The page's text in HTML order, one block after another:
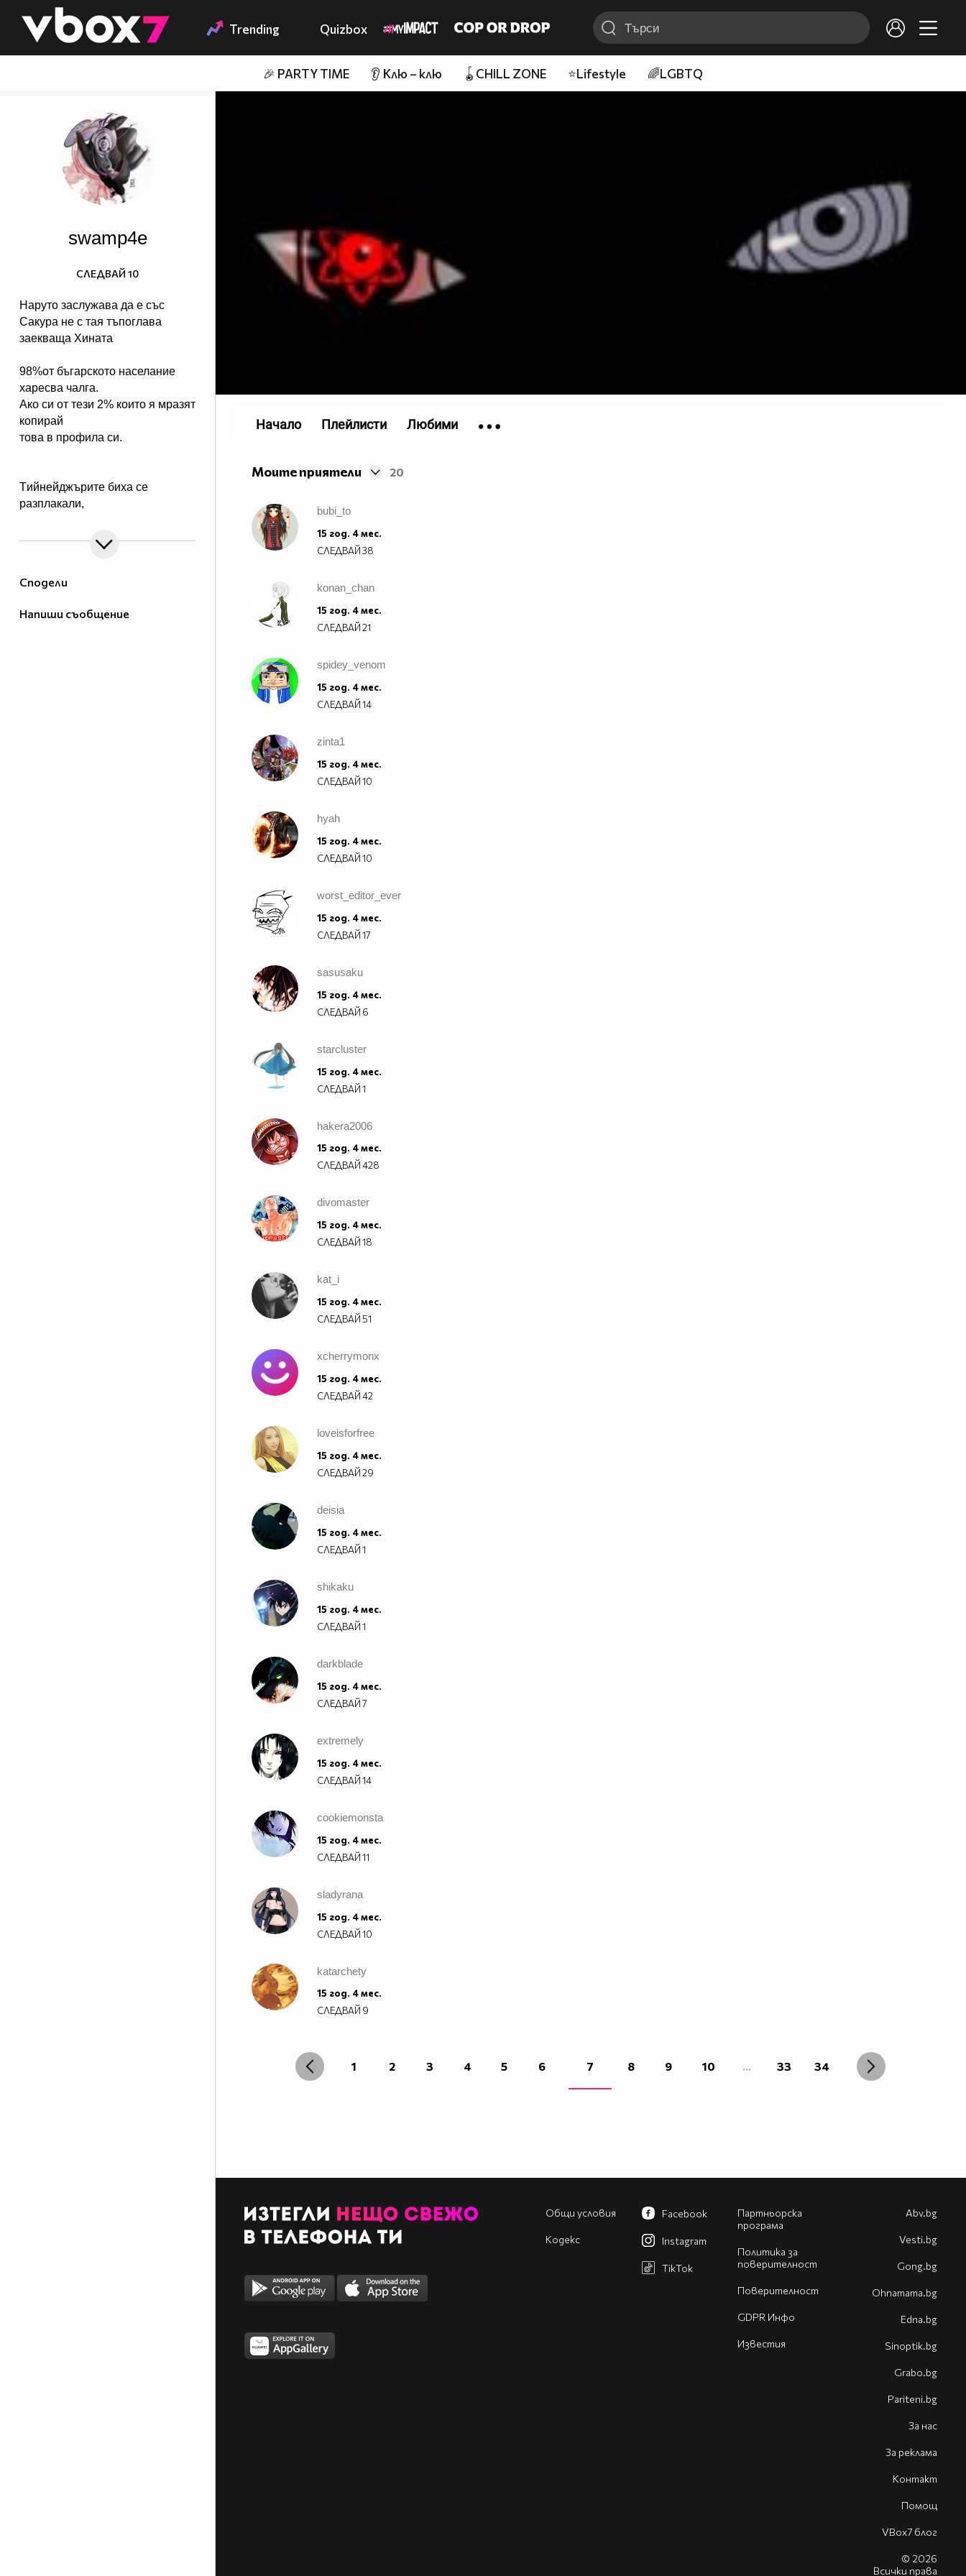
👾 Trending Quizbox
🎉 PARTY TIME 👂 Клю – клю 🪀CHILL ZONE ⭐Lifestyle 🌈LGBTQ
Сподели
Напиши съобщение
swamp4e
Наруто заслужава да е със
Сакура не с тая тъпоглава
заекваща Хината
98%от бъгарското населание
харесва чалга.
Ако си от тези 2% които я мразят
копирай
това в профила си.
Tийнейджърите биха се
разплакали,
покрива на ръба на
небостъргач, готов да скочи
които биха седяли отстрани с
"НАПРАВИ ЗАДНО САЛТО!!",
__________$$$_____$____$$$$____$$$$____$$$_________
____$_______$$$____$___$$$$___$$$$____$$$____$_____
_____$$$____$$$$___$$___$$$$_$$$$$___$$$$___$$_____
_______$$$$__$$$$_$$$$___$_$$$$$_____$$$$_$$$__$$__
________$$$$_$$$$$_$$____$$$$$$_____$$$$$_$$__$$$__
_________$$$$$_$$$$_$___$$$$$$_$___$$$$$_$___$$$___
____$$$$__$$$$$$_$$$_$__$$$$$$_$$_$$$$$_$___$$$$___
__________$$$_$$$$$$_$$$$_$$$$$$_$$$$___$$$$$______
___________$$$$_$$$$$$_$$__$$$$$_$$$__$$$$$________
_______________$$$_$$$$$_$__$$$$_$__$$$$___________
____________________$_$$$$__$$$$__$$$$_____________
___________________________$$$$$$__________________
_________________________$$$$$$$$$$________________
________________________$$$$$$$$$$$$_______________
______________________$$$$$$$$$$$$$$$______________
_____________________$$$$$$$$$$$_$$$$______________
____________________$$$$$$$$$$$_$$$$$______________
_____________$_____$$$$$_$_$$$_$$$$$$______________
______________$$__$$$$_$$_$$$$______$$$____________
_______________$$_$$$$_$$_$$$$_______$$$___________
_______________$$$_$$_$$$_$$$$$______$$$$__________
________________$$$__$$$_$__$$$$___________________
________________$O$O$$$______$$$___________________
______________$_$$$$$$_______$$$___________________
____________$$$_$@$$_______$$$$____________________
СЛЕДВАЙ 10
Моите приятели 20
bubi_to
15 год. 4 мес.
СЛЕДВАЙ38
konan_chan
15 год. 4 мес.
СЛЕДВАЙ21
spidey_venom
15 год. 4 мес.
СЛЕДВАЙ14
zinta1
15 год. 4 мес.
СЛЕДВАЙ10
hyah
15 год. 4 мес.
СЛЕДВАЙ10
worst_editor_ever
15 год. 4 мес.
СЛЕДВАЙ17
sasusaku
15 год. 4 мес.
СЛЕДВАЙ 6
starcluster
15 год. 4 мес.
СЛЕДВАЙ1
hakera2006
15 год. 4 мес.
СЛЕДВАЙ428
divomaster
15 год. 4 мес.
СЛЕДВАЙ18
kat_i
15 год. 4 мес.
СЛЕДВАЙ51
xcherrymonx
15 год. 4 мес.
СЛЕДВАЙ42
loveisforfree
15 год. 4 мес.
СЛЕДВАЙ29
deisia
15 год. 4 мес.
СЛЕДВАЙ1
shikaku
15 год. 4 мес.
СЛЕДВАЙ1
darkblade
15 год. 4 мес.
СЛЕДВАЙ7
extremely
15 год. 4 мес.
СЛЕДВАЙ14
cookiemonsta
15 год. 4 мес.
СЛЕДВАЙ11
sladyrana
15 год. 4 мес.
СЛЕДВАЙ10
katarchety
15 год. 4 мес.
СЛЕДВАЙ 9
1 2 3 4 5 6 7 8 9 10 ... 33 34
Начало Плейлисти Любими
Общи условия
Кодекс
Партньорска
програма
Политика за
поверителност
Поверителност
GDPR Инфо
Известия
Facebook
Instagram
TikTok
Abv.bg
Vesti.bg
Gong.bg
Оhnamama.bg
Edna.bg
Sinoptik.bg
Grabo.bg
Pariteni.bg
За нас
За реклама
Контакт
Помощ
VBox7 блог
© 2026
Всички права